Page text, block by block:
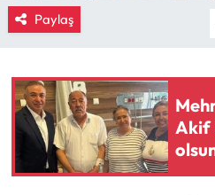
Paylaş
Akif
Kimdir?
Kültür Sanat
Laçin Haberleri